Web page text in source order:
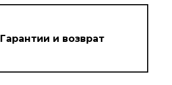
Гарантии и возврат